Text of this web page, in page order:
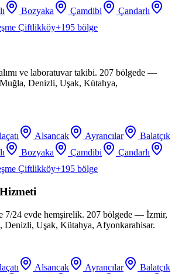
Bozyaka Çamdibi
Çandarlı
Çiftlikköy+195 bölge
ve laboratuvar takibi. 207 bölgede —
Denizli, Uşak, Kütahya,
Alsancak Ayrancılar
Balatçık
Bozyaka Çamdibi
Çandarlı
Çiftlikköy+195 bölge
7/24 evde hemşirelik. 207 bölgede — İzmir,
Denizli, Uşak, Kütahya, Afyonkarahisar.
Alsancak Ayrancılar Balatçık